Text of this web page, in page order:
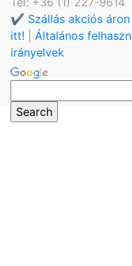
✔️ Szállás akciós áron
itt!
Általános
irányelvek